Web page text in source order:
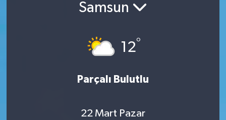
Samsun
12°
Parçalı Bulutlu
22 Mart Pazar